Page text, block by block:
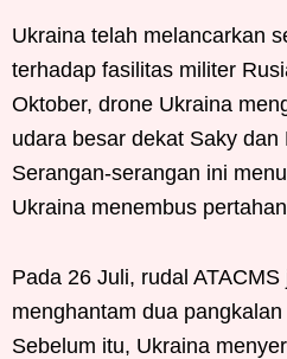
Ukraina telah melancarkan
terhadap fasilitas militer
Oktober, drone Ukraina
udara besar dekat Saky
Serangan-serangan ini
Ukraina menembus
Pada 26 Juli, rudal ATACMS
menghantam dua
Sebelum itu, Ukraina